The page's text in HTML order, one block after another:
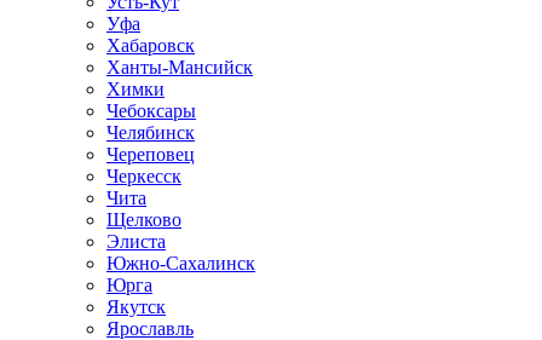
Уфа
Хабаровск
Ханты-Мансийск
Химки
Чебоксары
Челябинск
Череповец
Черкесск
Чита
Щелково
Элиста
Южно-Сахалинск
Юрга
Якутск
Ярославль